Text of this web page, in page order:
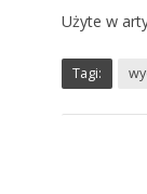
Użyte w
Tagi: